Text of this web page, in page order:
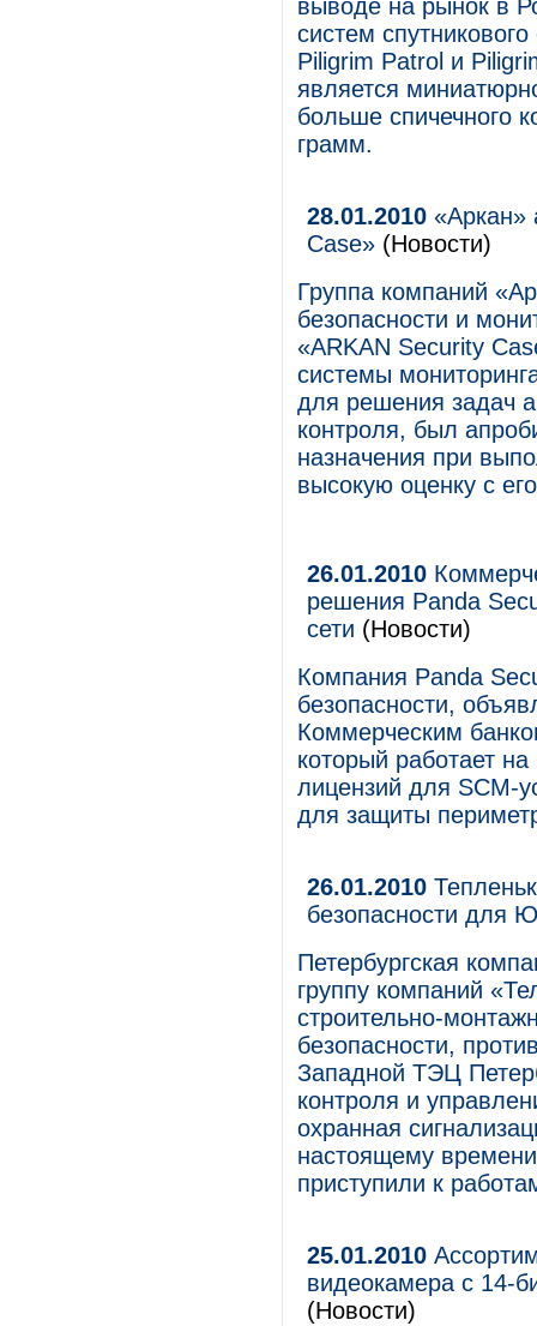
выводе на рынок в
систем
Piligrim Patrol и
является
больше спичечного
грамм.
28.01.2010 «Аркан»
Case» (Новости)
Группа компаний
безопасности и
«ARKAN Security
системы
для решения задач
контроля, был
назначения при
высокую оценку с
26.01.2010
решения Panda
сети (Новости)
Компания Panda
безопасности,
Коммерческим
который работает
лицензий для SCM-
для защиты
26.01.2010
безопасности для
Петербургская
группу компаний
строительно-
безопасности,
Западной ТЭЦ
контроля и
охранная
настоящему
приступили к
25.01.2010
видеокамера с 14-
(Новости)